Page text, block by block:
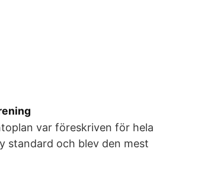
var föreskriven för hela
standard och blev den mest